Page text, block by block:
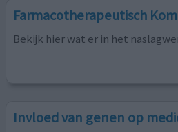
Farmacotherapeutisch
Bekijk hier wat er in het
Invloed van genen op